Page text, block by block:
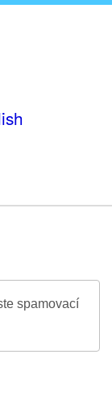
spamovací